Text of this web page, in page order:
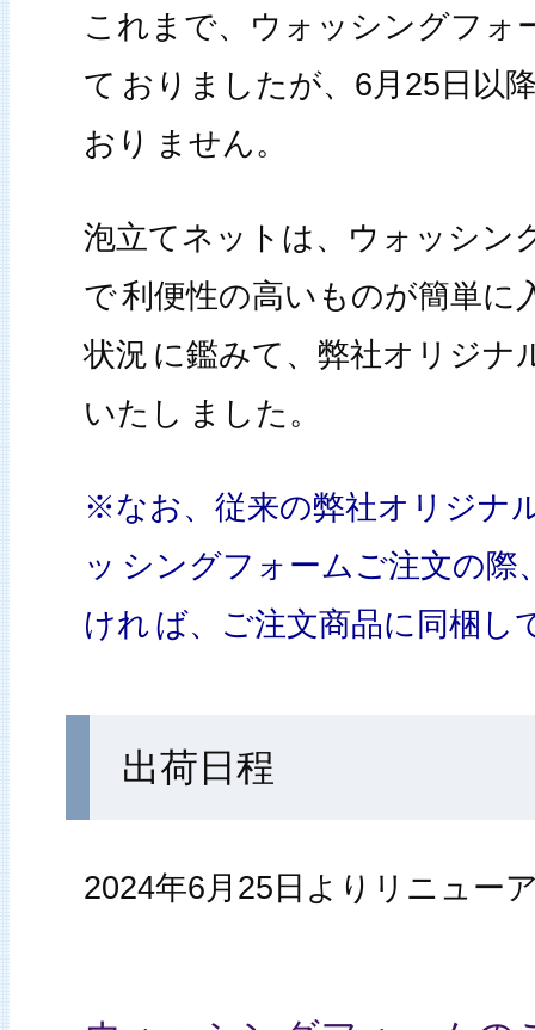
これまで、ウォッシングフォ
て おりましたが、6月25日以
おり ません。
泡立てネットは、ウォッシン
で利便性の高いものが簡単に
状況 に鑑みて、弊社オリジナ
いたし ました。
※なお、従来の弊社オリジナ
ッ シングフォームご注文の際
けれ ば、ご注文商品に同梱し
出荷日程
2024年6月25日よりリニュー